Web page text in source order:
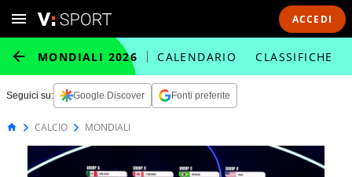
ACCEDI
MONDIALI 2026 CALENDARIO CLASSIFICHE
Seguici su: Google Discover Fonti preferite
CALCIO MONDIALI